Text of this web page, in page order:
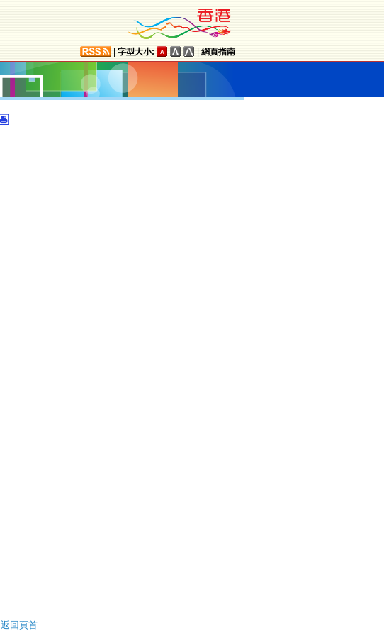
字型大小: 網頁指南
返回頁首